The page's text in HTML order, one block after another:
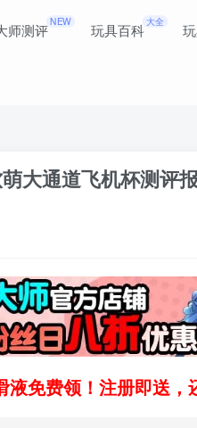
师测评NEW 玩具百科 大全
大通道飞机杯测评
液免费领！注册即送，